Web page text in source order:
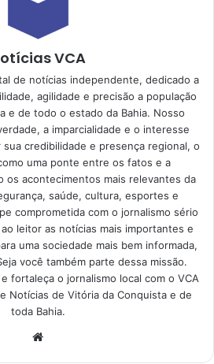
VCA
de notícias independente, dedicado a
agilidade e precisão a população
e de todo o estado da Bahia. Nosso
a imparcialidade e o interesse
credibilidade e presença regional, o
uma ponte entre os fatos e a
os acontecimentos mais relevantes da
saúde, cultura, esportes e
comprometida com o jornalismo sério
leitor as notícias mais importantes e
uma sociedade mais bem informada,
você também parte dessa missão.
fortaleça o jornalismo local com o VCA
Notícias de Vitória da Conquista e de
toda Bahia.